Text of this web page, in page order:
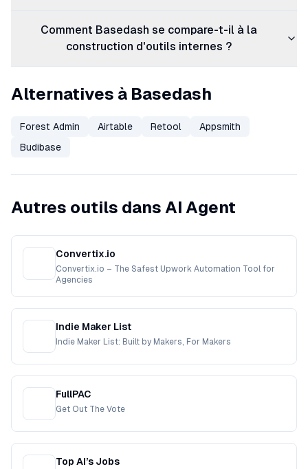
Comment Basedash se compare-t-il à la
construction d'outils internes ?
Alternatives à Basedash
Forest Admin Airtable Retool
Appsmith
Budibase
Autres outils dans AI Agent
Convertix.io
Convertix.io – The Safest Upwork Automation Tool for
Agencies
Indie Maker List
Indie Maker List: Built by Makers, For Makers
FullPAC
Get Out The Vote
Top AI’s Jobs